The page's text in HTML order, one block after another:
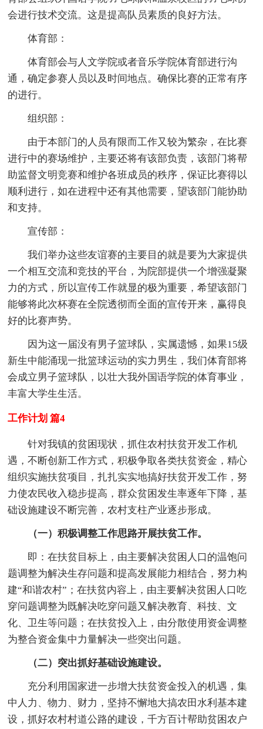
会进行技术交流。这是提高队员素质的良好方法。
体育部：
体育部会与人文学院或者音乐学院体育部进行沟
通，确定参赛人员以及时间地点。确保比赛的正常有序
的进行。
组织部：
由于本部门的人员有限而工作又较为繁杂，在比赛
进行中的赛场维护，主要还将有该部负责，该部门将帮
助监督文明竞赛和维护各班成员的秩序，保证比赛得以
顺利进行，如在进程中还有其他需要，望该部门能协助
和支持。
宣传部：
我们举办这些友谊赛的主要目的就是要为大家提供
一个相互交流和竞技的平台，为院部提供一个增强凝聚
力的方式，所以宣传工作就显的极为重要，希望该部门
能够将此次杯赛在全院透彻而全面的宣传开来，赢得良
好的比赛声势。
因为这一届没有男子篮球队，实属遗憾，如果15级
新生中能涌现一批篮球运动的实力男生，我们体育部将
会成立男子篮球队，以壮大我外国语学院的体育事业，
丰富大学生生活。
工作计划 篇4
针对我镇的贫困现状，抓住农村扶贫开发工作机
遇，不断创新工作方式，积极争取各类扶贫资金，精心
组织实施扶贫项目，扎扎实实地搞好扶贫开发工作，努
力使农民收入稳步提高，群众贫困发生率逐年下降，基
础设施建设不断完善，农村支柱产业逐步形成。
（一）积极调整工作思路开展扶贫工作。
即：在扶贫目标上，由主要解决贫困人口的温饱问
题调整为解决生存问题和提高发展能力相结合，努力构
建“和谐农村”；在扶贫内容上，由主要解决贫困人口吃
穿问题调整为既解决吃穿问题又解决教育、科技、文
化、卫生等问题；在扶贫投入上，由分散使用资金调整
为整合资金集中力量解决一些突出问题。
（二）突出抓好基础设施建设。
充分利用国家进一步增大扶贫资金投入的机遇，集
中人力、物力、财力，坚持不懈地大搞农田水利基本建
设，抓好农村村道公路的建设，千方百计帮助贫困农户